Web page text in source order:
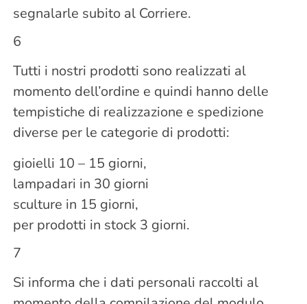
segnalarle subito al Corriere.
6
Tutti i nostri prodotti sono realizzati al
momento dell’ordine e quindi hanno delle
tempistiche di realizzazione e spedizione
diverse per le categorie di prodotti:
gioielli 10 – 15 giorni,
lampadari in 30 giorni
sculture in 15 giorni,
per prodotti in stock 3 giorni.
7
Si informa che i dati personali raccolti al